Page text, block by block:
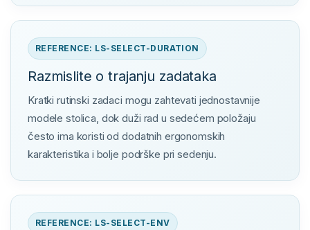
REFERENCE: LS-SELECT-DURATION
Razmislite o trajanju zadataka
Kratki rutinski zadaci mogu zahtevati jednostavnije
modele stolica, dok duži rad u sedećem položaju
često ima koristi od dodatnih ergonomskih
karakteristika i bolje podrške pri sedenju.
REFERENCE: LS-SELECT-ENV